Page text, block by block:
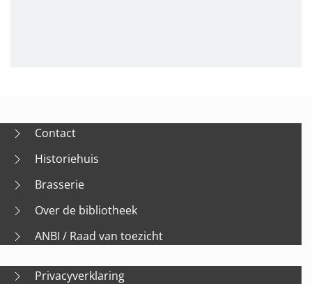
Contact
Historiehuis
Brasserie
Over de bibliotheek
ANBI / Raad van toezicht
Privacyverklaring